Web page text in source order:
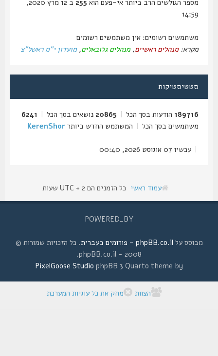
מספר הגולשים הרב ביותר אי-פעם הוא255
ב 12 מרץ 2020,
14:59
משתמשים רשומים: אין משתמשים רשומים
מקרא:מנהלים ראשיים,מנהלים גלובאלים,מועדון י"מ ראשל"צ
סטטיסטיקות
189716הודעות בסך הכל |
20865נושאים בסך הכל |
6241
משתמשים בסך הכל |המשתמש החדש ביותרKerenShor
עכשיו 07 אוגוסט 2026, 00:40
עמוד ראשי כל הזמנים הם UTC + 2 שעות
POWERED_BY
מבוסס עלphpBB.co.il - פורומים בעברית
. כל הזכויות שמורות ©
2008 - phpBB.co.il.
phpBB 3 Quarto theme by
PixelGoose Studio
הצוות מחק את כל עוגיות המערכת